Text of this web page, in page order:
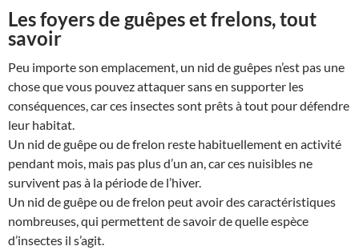
Les foyers de guêpes et frelons, tout
savoir
Peu importe son emplacement, un nid de guêpes n’est pas une
chose que vous pouvez attaquer sans en supporter les
conséquences, car ces insectes sont prêts à tout pour défendre
leur habitat.
Un nid de guêpe ou de frelon reste habituellement en activité
pendant mois, mais pas plus d’un an, car ces nuisibles ne
survivent pas à la période de l’hiver.
Un nid de guêpe ou de frelon peut avoir des caractéristiques
nombreuses, qui permettent de savoir de quelle espèce
d’insectes il s’agit.